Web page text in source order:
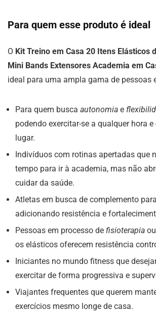
Para quem esse produto é ideal
O Kit Treino em Casa 20 Itens Elásticos
Mini Bands Extensores Academia em
ideal para uma ampla gama de pessoas
Para quem busca autonomia e
podendo exercitar-se a qualquer hora
lugar.
Indivíduos com rotinas apertadas que
tempo para ir à academia, mas não
cuidar da saúde.
Atletas em busca de complemento
adicionando resistência e
Pessoas em processo de fisioterapia ou
os elásticos oferecem resistência
Iniciantes no mundo fitness que
exercitar de forma progressiva e
Viajantes frequentes que querem
exercícios mesmo longe de casa.